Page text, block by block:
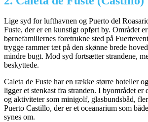
Lige syd for lufthavnen og Puerto del
Fuste, der er en kunstigt opført by. Området
børnefamiliernes foretrukne sted på
trygge rammer tæt på den skønne brede
mindre bugt. Mod syd fortsætter strandene,
beskyttede.
Caleta de Fuste har en række større hoteller
ligger et stenkast fra stranden. I byområdet er
og aktiviteter som minigolf, glasbundsbåd,
Puerto Castillo, der er et oceanarium som
synes om.